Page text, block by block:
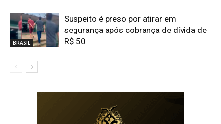
BRASIL
Suspeito é preso por atirar em
segurança após cobrança de dívida de
R$ 50